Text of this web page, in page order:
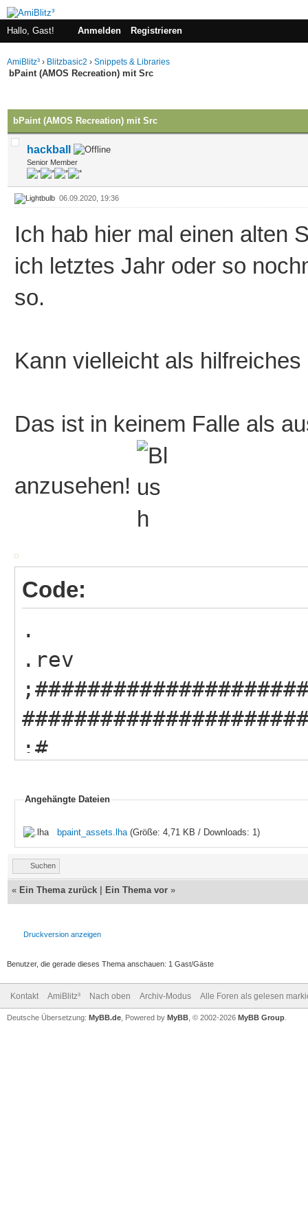
Hallo, Gast! Anmelden Registrieren
AmiBlitz³ › Blitzbasic2 › Snippets & Libraries
bPaint (AMOS Recreation) mit Src
bPaint (AMOS Recreation) mit Src
hackball
Senior Member
06.09.2020, 19:36
Ich hab hier mal einen alten
ich letztes Jahr oder so
so.
Kann vielleicht als
Das ist in keinem Falle als
anzusehen!
Code:
.
.rev
;# Source :
;# Description:
#
Angehängte Dateien
bpaint_assets.lha(Größe: 4,71 KB / Downloads: 1)
Suchen
« Ein Thema zurück Ein Thema vor »
Druckversion anzeigen
Benutzer, die gerade dieses Thema anschauen: 1 Gast/Gäste
Kontakt AmiBlitz³ Nach oben Archiv-Modus Alle Foren als gelesen
Deutsche Übersetzung: MyBB.de , Powered by MyBB , © 2002-2026 MyBB Group